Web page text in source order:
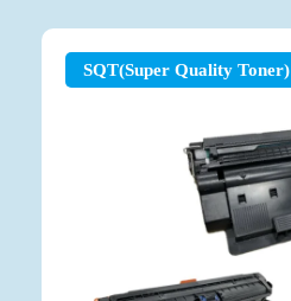
SQT(Super Quality Toner)